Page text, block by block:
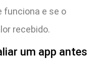
funciona e se o
recebido.
um app antes